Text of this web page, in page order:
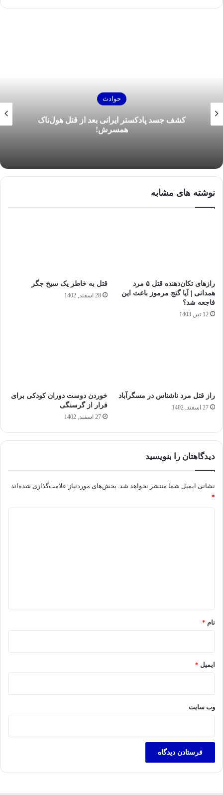
حوادث
کشف جسد پادکستر ایرانی بعد از قتل هول‌ناک
همسرش!
نوشته های مشابه
رازهای تکان‌دهنده قتل ۵ مرد
همدانی | آیا گنج مرموز باعث این
فاجعه شد؟
12 تیر, 1403
قتل به خاطر یک سیخ جگر
28 اسفند, 1402
راز قتل مرد ناشناس در مسگرآباد
27 اسفند, 1402
خوردن دوست دوران کودکی برای
فرار از گرسنگی
27 اسفند, 1402
دیدگاهتان را بنویسید
نشانی ایمیل شما منتشر نخواهد شد. بخش‌های موردنیاز علامت‌گذاری شده‌اند
*
نام *
ایمیل *
وب‌ سایت